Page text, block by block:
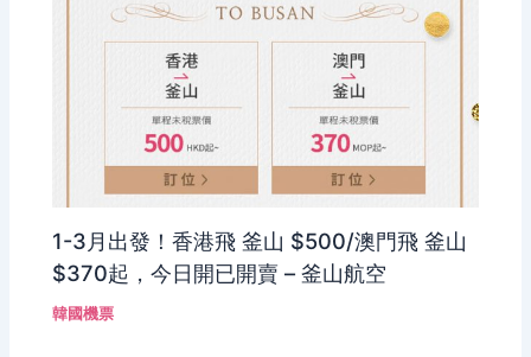
1-3月出發！香港飛 釜山 $500/澳門飛 釜山
$370起，今日開已開賣 – 釜山航空
韓國機票